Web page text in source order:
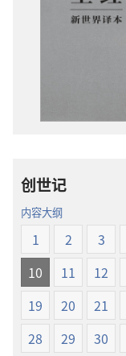
创世记
内容大纲
1 2 3
10
11 12
19
20 21
28
29 30